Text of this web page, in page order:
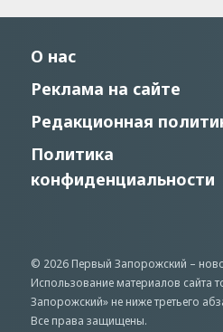
О нас
Реклама на сайте
Редакционная
Политика
конфиденциальности
© 2026 Первый Запорожский –
Использование материалов сайта
Запорожский» не ниже третьего
Все права защищены.